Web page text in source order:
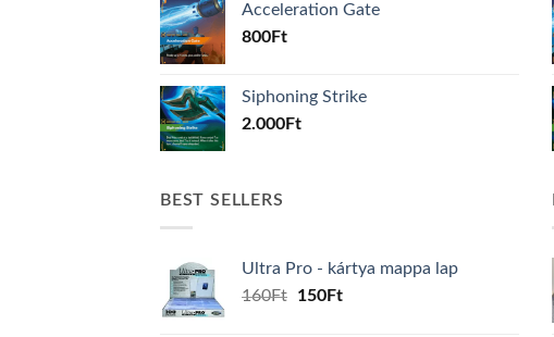
Acceleration Gate
800Ft
Siphoning Strike
2.000Ft
BEST SELLERS
Ultra Pro - kártya mappa lap
160Ft
Original
150FtCurrent